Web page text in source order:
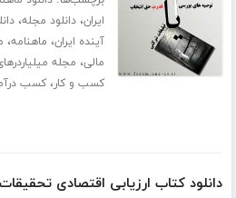
ایران،دانلود مجله،
آینده ایران، ماهنامه،
مالی، مجله
کسب و کار،کسب
دانلود کتاب ارزیابی اقتصادی تحقیقات